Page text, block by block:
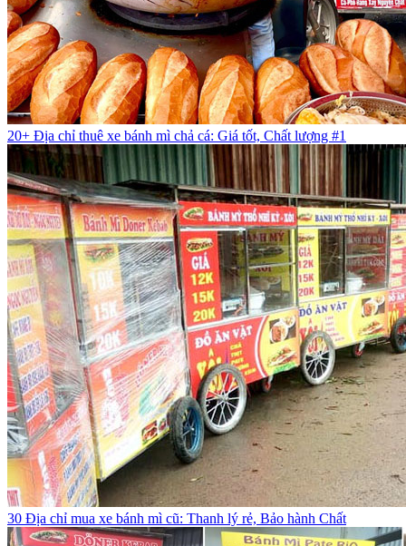
20+ Địa chỉ thuê xe bánh mì chả cá: Giá tốt, Chất lượng #1
30 Địa chỉ mua xe bánh mì cũ: Thanh lý rẻ, Bảo hành Chất